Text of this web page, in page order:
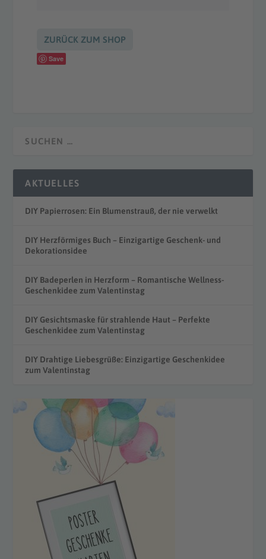
ZURÜCK ZUM SHOP
Save
AKTUELLES
DIY Papierrosen: Ein Blumenstrauß, der nie verwelkt
DIY Herzförmiges Buch – Einzigartige Geschenk- und
Dekorationsidee
DIY Badeperlen in Herzform – Romantische Wellness-
Geschenkidee zum Valentinstag
DIY Gesichtsmaske für strahlende Haut – Perfekte
Geschenkidee zum Valentinstag
DIY Drahtige Liebesgrüße: Einzigartige Geschenkidee
zum Valentinstag